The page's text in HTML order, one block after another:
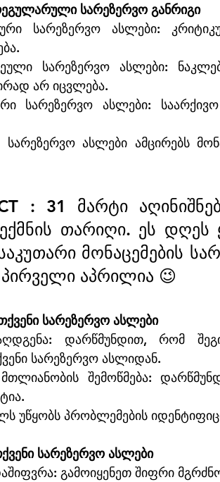
სარეზერვო განრიგი
სარეზერვო ასლები:
სარეზერვო ასლები:
არ იცვლება.
სარეზერვო ასლები:
ასლები ამცირებს
: 31 მარტი
თარიღი. ეს დღეს
მონაცემების
პირველი აპრილია 😉
სარეზერვო ასლები
დარწმუნდით, რომ
სარეზერვო ასლიდან.
შემოწმება:
უწყობს პრობლემების
სარეზერვო ასლები
გამოიყენეთ შიფრი